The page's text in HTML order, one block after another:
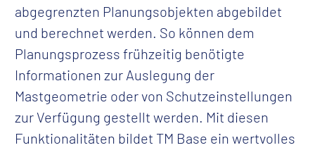
abgegrenzten Planungsobjekten abgebildet
und berechnet werden. So können dem
Planungsprozess frühzeitig benötigte
Informationen zur Auslegung der
Mastgeometrie oder von Schutzeinstellungen
zur Verfügung gestellt werden. Mit diesen
Funktionalitäten bildet TM Base ein wertvolles